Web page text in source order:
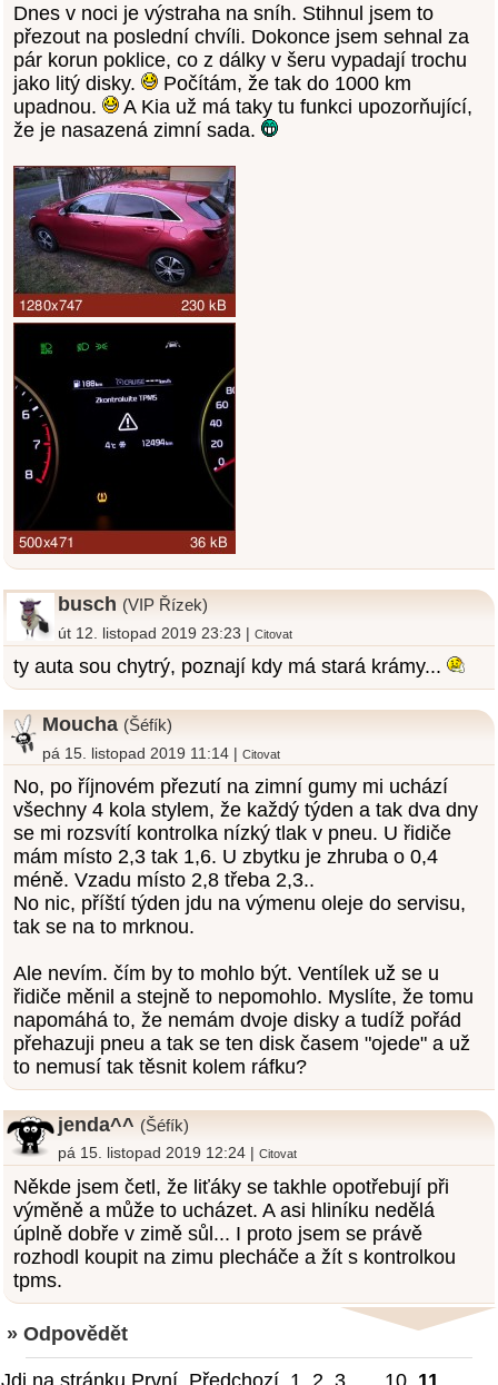
Dnes v noci je výstraha na sníh. Stihnul jsem to
přezout na poslední chvíli. Dokonce jsem sehnal za
pár korun poklice, co z dálky v šeru vypadají trochu
jako litý disky.
Počítám, že tak do 1000 km
upadnou.
A Kia už má taky tu funkci upozorňující,
že je nasazená zimní sada.
busch (VIP Řízek)
út 12. listopad 2019 23:23 |Citovat
ty auta sou chytrý, poznají kdy má stará krámy...
Moucha (Šéfík)
pá 15. listopad 2019 11:14 | Citovat
No, po říjnovém přezutí na zimní gumy mi uchází
všechny 4 kola stylem, že každý týden a tak dva dny
se mi rozsvítí kontrolka nízký tlak v pneu. U řidiče
mám místo 2,3 tak 1,6. U zbytku je zhruba o 0,4
méně. Vzadu místo 2,8 třeba 2,3..
No nic, příští týden jdu na výmenu oleje do servisu,
tak se na to mrknou.
Ale nevím. čím by to mohlo být. Ventílek už se u
řidiče měnil a stejně to nepomohlo. Myslíte, že tomu
napomáhá to, že nemám dvoje disky a tudíž pořád
přehazuji pneu a tak se ten disk časem "ojede" a už
to nemusí tak těsnit kolem ráfku?
jenda^^ (Šéfík)
pá 15. listopad 2019 12:24 |Citovat
Někde jsem četl, že liťáky se takhle opotřebují při
výměně a může to ucházet. A asi hliníku nedělá
úplně dobře v zimě sůl... I proto jsem se právě
rozhodl koupit na zimu plecháče a žít s kontrolkou
tpms.
» Odpovědět